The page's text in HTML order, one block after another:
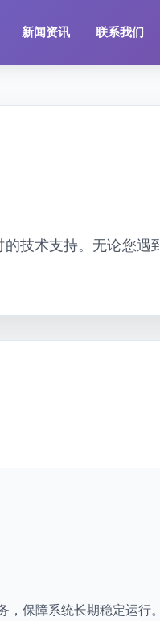
新闻资讯 联系我们
技术支持。无论您遇
保障系统长期稳定运行。